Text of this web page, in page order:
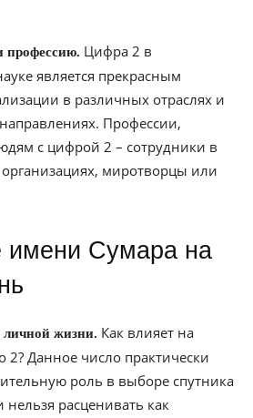
профессию. Цифра 2 в
является прекрасным
в различных отраслях и
Профессии,
с цифрой 2 – сотрудники в
миротворцы или
жизни. Как влияет на
Данное число практически
роль в выборе спутника
расценивать как